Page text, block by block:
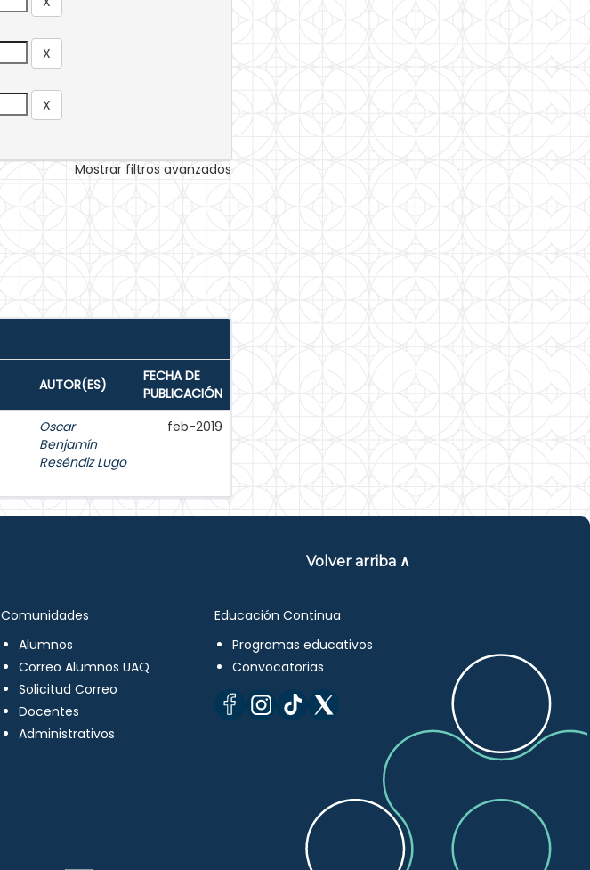
Mostrar filtros avanzados
AUTOR(ES)
FECHA DE
PUBLICACIÓN
Oscar
Benjamín
Reséndiz Lugo
feb-2019
Volver arriba ∧
Comunidades
Alumnos
Correo Alumnos UAQ
Solicitud Correo
Docentes
Administrativos
Educación Continua
Programas educativos
Convocatorias